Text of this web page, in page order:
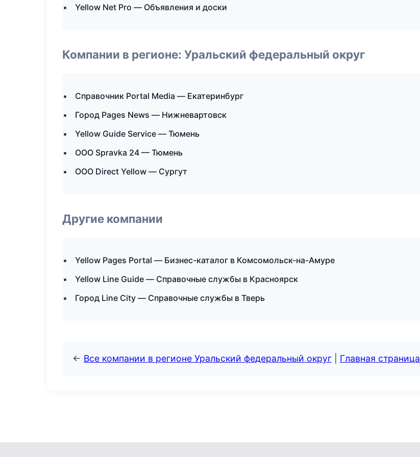
Yellow Net Pro — Объявления и доски
Компании в регионе: Уральский федеральный округ
Справочник Portal Media — Екатеринбург
Город Pages News — Нижневартовск
Yellow Guide Service — Тюмень
ООО Spravka 24 — Тюмень
ООО Direct Yellow — Сургут
Другие компании
Yellow Pages Portal — Бизнес-каталог в Комсомольск-на-Амуре
Yellow Line Guide — Справочные службы в Красноярск
Город Line City — Справочные службы в Тверь
← Все компании в регионе Уральский федеральный округ Главная страница